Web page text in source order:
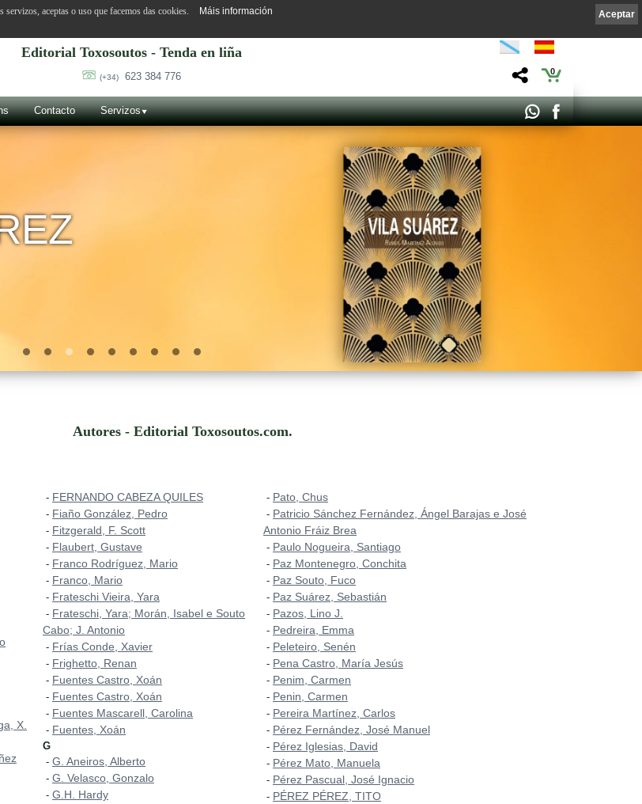
Editorial Toxosoutos - Tenda en liña
(+34) 623 384 776 0
Contacto Servizos
Autores - Editorial Toxosoutos.com.
X.
- FERNANDO CABEZA QUILES
- Fiaño González, Pedro
- Fitzgerald, F. Scott
- Flaubert, Gustave
- Franco Rodríguez, Mario
- Franco, Mario
- Frateschi Vieira, Yara
- Frateschi, Yara; Morán, Isabel e Souto
Cabo; J. Antonio
- Frías Conde, Xavier
- Frighetto, Renan
- Fuentes Castro, Xoán
- Fuentes Castro, Xoán
- Fuentes Mascarell, Carolina
- Fuentes, Xoán
G
- G. Aneiros, Alberto
- G. Velasco, Gonzalo
- G.H. Hardy
- Pato, Chus
- Patricio Sánchez Fernández, Ángel Barajas e José
Antonio Fráiz Brea
- Paulo Nogueira, Santiago
- Paz Montenegro, Conchita
- Paz Souto, Fuco
- Paz Suárez, Sebastián
- Pazos, Lino J.
- Pedreira, Emma
- Peleteiro, Senén
- Pena Castro, María Jesús
- Penim, Carmen
- Penin, Carmen
- Pereira Martínez, Carlos
- Pérez Fernández, José Manuel
- Pérez Iglesias, David
- Pérez Mato, Manuela
- Pérez Pascual, José Ignacio
- PÉREZ PÉREZ, TITO
Aceptar
aceptas o uso que facemos das cookies. Máis información